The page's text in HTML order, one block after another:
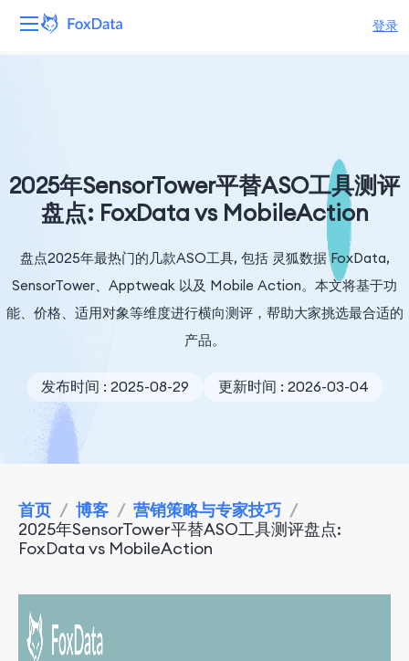
登录
解决方案
资源
定价
公司
2025年SensorTower平替ASO工具测评
盘点: FoxData vs MobileAction
盘点2025年最热门的几款ASO工具, 包括 灵狐数据 FoxData,
SensorTower、Apptweak 以及 Mobile Action。本文将基于功
能、价格、适用对象等维度进行横向测评，帮助大家挑选最合适的
产品。
发布时间 : 2025-08-29 更新时间 : 2026-03-04
首页 / 博客 / 营销策略与专家技巧 /
2025年SensorTower平替ASO工具测评盘点:
FoxData vs MobileAction